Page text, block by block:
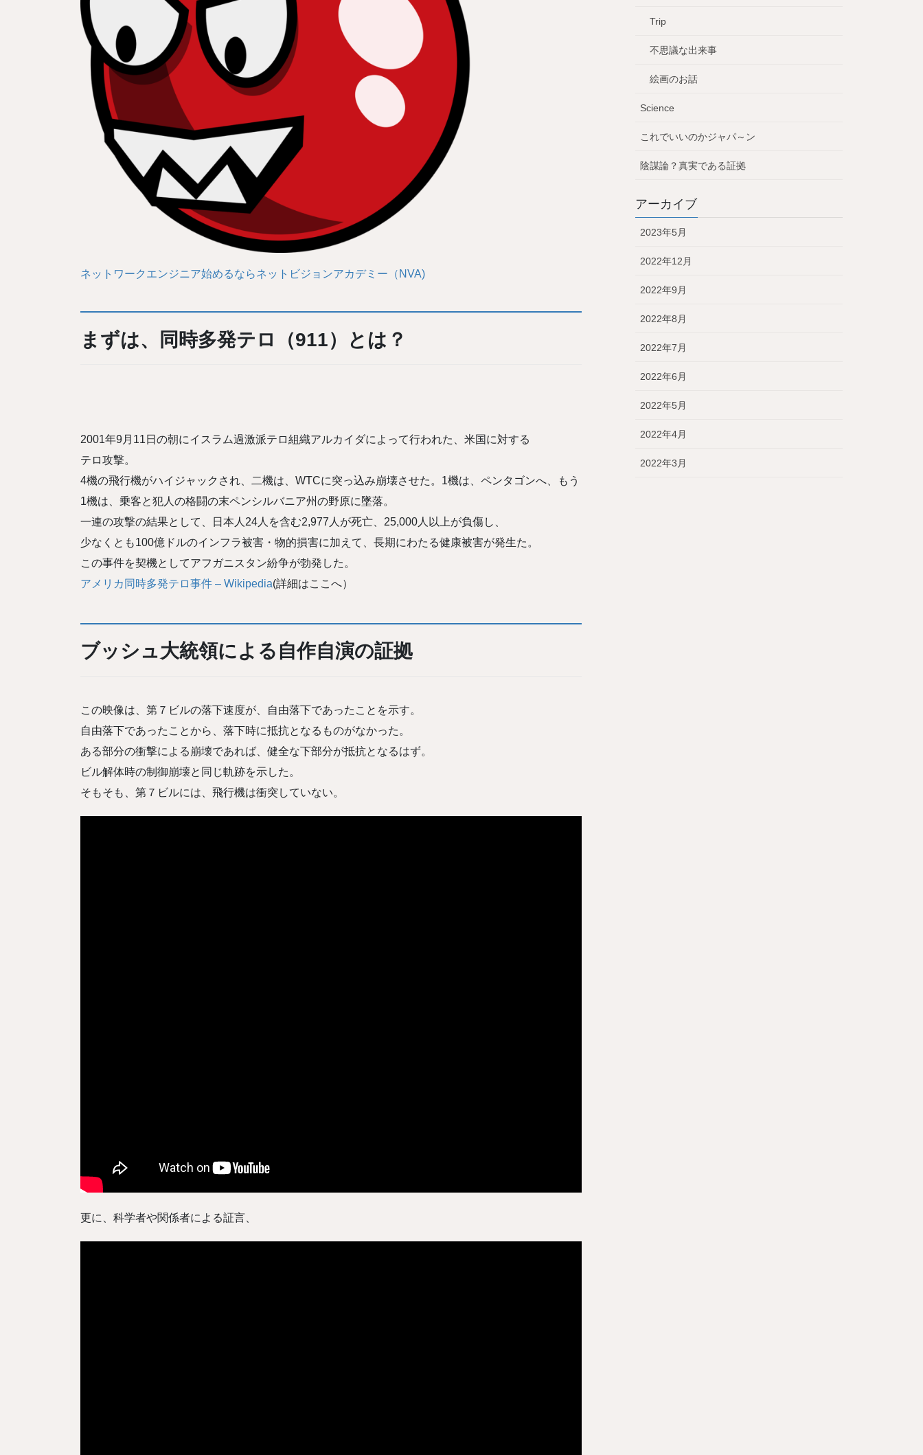
ネットワークエンジニア始めるならネットビジョンアカデミー（NVA)
まずは、同時多発テロ（911）とは？
2001年9月11日の朝にイスラム過激派テロ組織アルカイダによって行われた、米国に対する
テロ攻撃。
4機の飛行機がハイジャックされ、二機は、WTCに突っ込み崩壊させた。1機は、ペンタゴンへ、もう
1機は、乗客と犯人の格闘の末ペンシルバニア州の野原に墜落。
一連の攻撃の結果として、日本人24人を含む2,977人が死亡、25,000人以上が負傷し、
少なくとも100億ドルのインフラ被害・物的損害に加えて、長期にわたる健康被害が発生た。
この事件を契機としてアフガニスタン紛争が勃発した。
アメリカ同時多発テロ事件 – Wikipedia(詳細はここへ）
ブッシュ大統領による自作自演の証拠
この映像は、第７ビルの落下速度が、自由落下であったことを示す。
自由落下であったことから、落下時に抵抗となるものがなかった。
ある部分の衝撃による崩壊であれば、健全な下部分が抵抗となるはず。
ビル解体時の制御崩壊と同じ軌跡を示した。
そもそも、第７ビルには、飛行機は衝突していない。
更に、科学者や関係者による証言、
Trip
不思議な出来事
絵画のお話
Science
これでいいのかジャパ～ン
陰謀論？真実である証拠
アーカイブ
2023年5月
2022年12月
2022年9月
2022年8月
2022年7月
2022年6月
2022年5月
2022年4月
2022年3月